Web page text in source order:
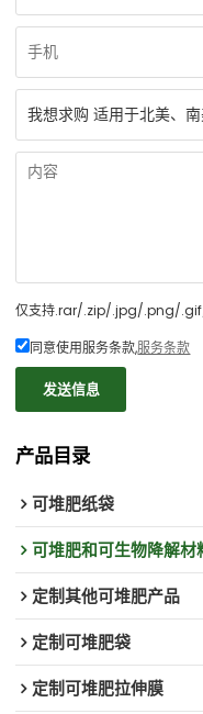
仅支持.rar/.zip/.jpg/.png/
同意使用服务条款,服务条款
发送信息
产品目录
可堆肥纸袋
可堆肥和可生物降解材
定制其他可堆肥产品
定制可堆肥袋
定制可堆肥拉伸膜